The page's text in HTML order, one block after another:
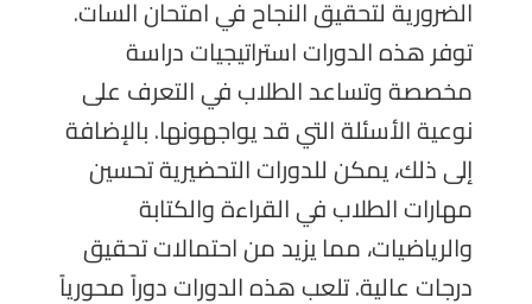
الضرورية لتحقيق النجاح في امتحان السات.
توفر هذه الدورات استراتيجيات دراسة
مخصصة وتساعد الطلاب في التعرف على
نوعية الأسئلة التي قد يواجهونها. بالإضافة
إلى ذلك، يمكن للدورات التحضيرية تحسين
مهارات الطلاب في القراءة والكتابة
والرياضيات، مما يزيد من احتمالات تحقيق
درجات عالية. تلعب هذه الدورات دوراً محورياً